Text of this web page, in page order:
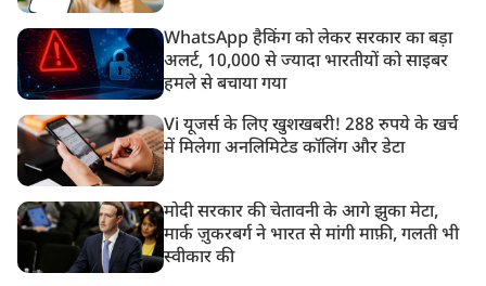
WhatsApp हैकिंग को लेकर सरकार का बड़ा
अलर्ट, 10,000 से ज्यादा भारतीयों को साइबर
हमले से बचाया गया
Vi यूजर्स के लिए खुशखबरी! 288 रुपये के खर्च
में मिलेगा अनलिमिटेड कॉलिंग और डेटा
मोदी सरकार की चेतावनी के आगे झुका मेटा,
मार्क ज़ुकरबर्ग ने भारत से मांगी माफ़ी, गलती भी
स्वीकार की